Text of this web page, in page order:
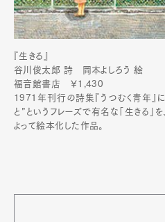
『生きる』
谷川俊太郎 詩 岡本よしろう 絵
福音館書店 ￥1,430
1971年刊行の詩集『うつむく青年』
と”というフレーズで有名な「生きる」
よって絵本化した作品。